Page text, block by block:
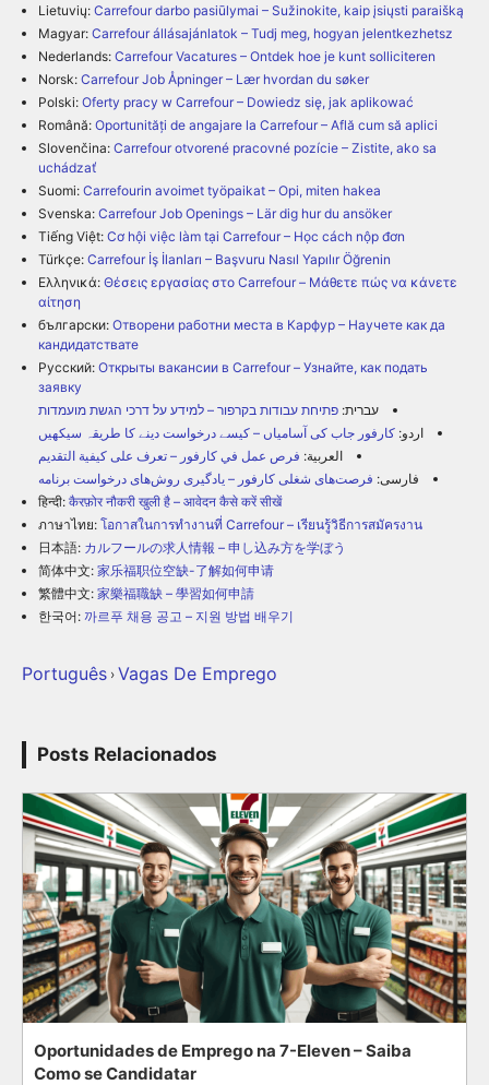
Lietuvių: Carrefour darbo pasiūlymai – Sužinokite, kaip įsiųsti paraišką
Magyar: Carrefour állásajánlatok – Tudj meg, hogyan jelentkezhetsz
Nederlands: Carrefour Vacatures – Ontdek hoe je kunt solliciteren
Norsk: Carrefour Job Åpninger – Lær hvordan du søker
Polski: Oferty pracy w Carrefour – Dowiedz się, jak aplikować
Română: Oportunități de angajare la Carrefour – Află cum să aplici
Slovenčina: Carrefour otvorené pracovné pozície – Zistite, ako sa
uchádzať
Suomi: Carrefourin avoimet työpaikat – Opi, miten hakea
Svenska: Carrefour Job Openings – Lär dig hur du ansöker
Tiếng Việt: Cơ hội việc làm tại Carrefour – Học cách nộp đơn
Türkçe: Carrefour İş İlanları – Başvuru Nasıl Yapılır Öğrenin
Ελληνικά: Θέσεις εργασίας στο Carrefour – Μάθετε πώς να κάνετε
αίτηση
български: Отворени работни места в Карфур – Научете как да
кандидатствате
Русский: Открыты вакансии в Carrefour – Узнайте, как подать
заявку
עברית: פתיחת עבודות בקרפור – למידע על דרכי הגשת מועמדות
اردو: کارفور جاب کی آسامیاں – کیسے درخواست دینے کا طریقہ سیکھیں
العربية: فرص عمل في كارفور – تعرف على كيفية التقديم
فارسی: فرصت‌های شغلی کارفور – یادگیری روش‌های درخواست برنامه
हिन्दी: कैरफ़ोर नौकरी खुली है – आवेदन कैसे करें सीखें
ภาษาไทย: โอกาสในการทำงานที่ Carrefour – เรียนรู้วิธีการสมัครงาน
日本語: カルフールの求人情報 – 申し込み方を学ぼう
简体中文: 家乐福职位空缺-了解如何申请
繁體中文: 家樂福職缺 – 學習如何申請
한국어: 까르푸 채용 공고 – 지원 방법 배우기
Português › Vagas De Emprego
Posts Relacionados
Oportunidades de Emprego na 7-Eleven – Saiba
Como se Candidatar